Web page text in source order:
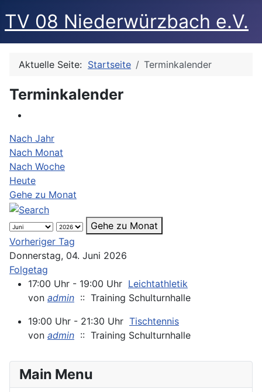
TV 08 Niederwürzbach e.V.
Aktuelle Seite: Startseite Terminkalender
Terminkalender
Nach Jahr
Nach Monat
Nach Woche
Heute
Gehe zu Monat
Gehe zu Monat
Vorheriger Tag
Donnerstag, 04. Juni 2026
Folgetag
17:00 Uhr - 19:00 Uhr Leichtathletik
von admin :: Training Schulturnhalle
19:00 Uhr - 21:30 Uhr Tischtennis
von admin :: Training Schulturnhalle
Main Menu